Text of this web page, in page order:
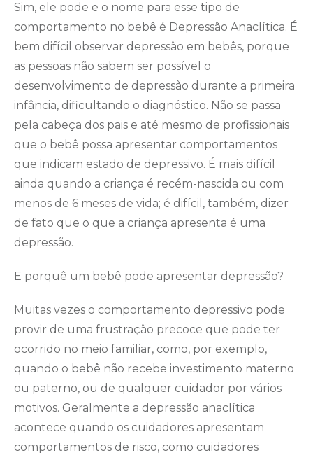
Sim, ele pode e o nome para esse tipo de
comportamento no bebê é Depressão Anaclítica. É
bem difícil observar depressão em bebês, porque
as pessoas não sabem ser possível o
desenvolvimento de depressão durante a primeira
infância, dificultando o diagnóstico. Não se passa
pela cabeça dos pais e até mesmo de profissionais
que o bebê possa apresentar comportamentos
que indicam estado de depressivo. É mais difícil
ainda quando a criança é recém-nascida ou com
menos de 6 meses de vida; é difícil, também, dizer
de fato que o que a criança apresenta é uma
depressão.
E porquê um bebê pode apresentar depressão?
Muitas vezes o comportamento depressivo pode
provir de uma frustração precoce que pode ter
ocorrido no meio familiar, como, por exemplo,
quando o bebê não recebe investimento materno
ou paterno, ou de qualquer cuidador por vários
motivos. Geralmente a depressão anaclítica
acontece quando os cuidadores apresentam
comportamentos de risco, como cuidadores